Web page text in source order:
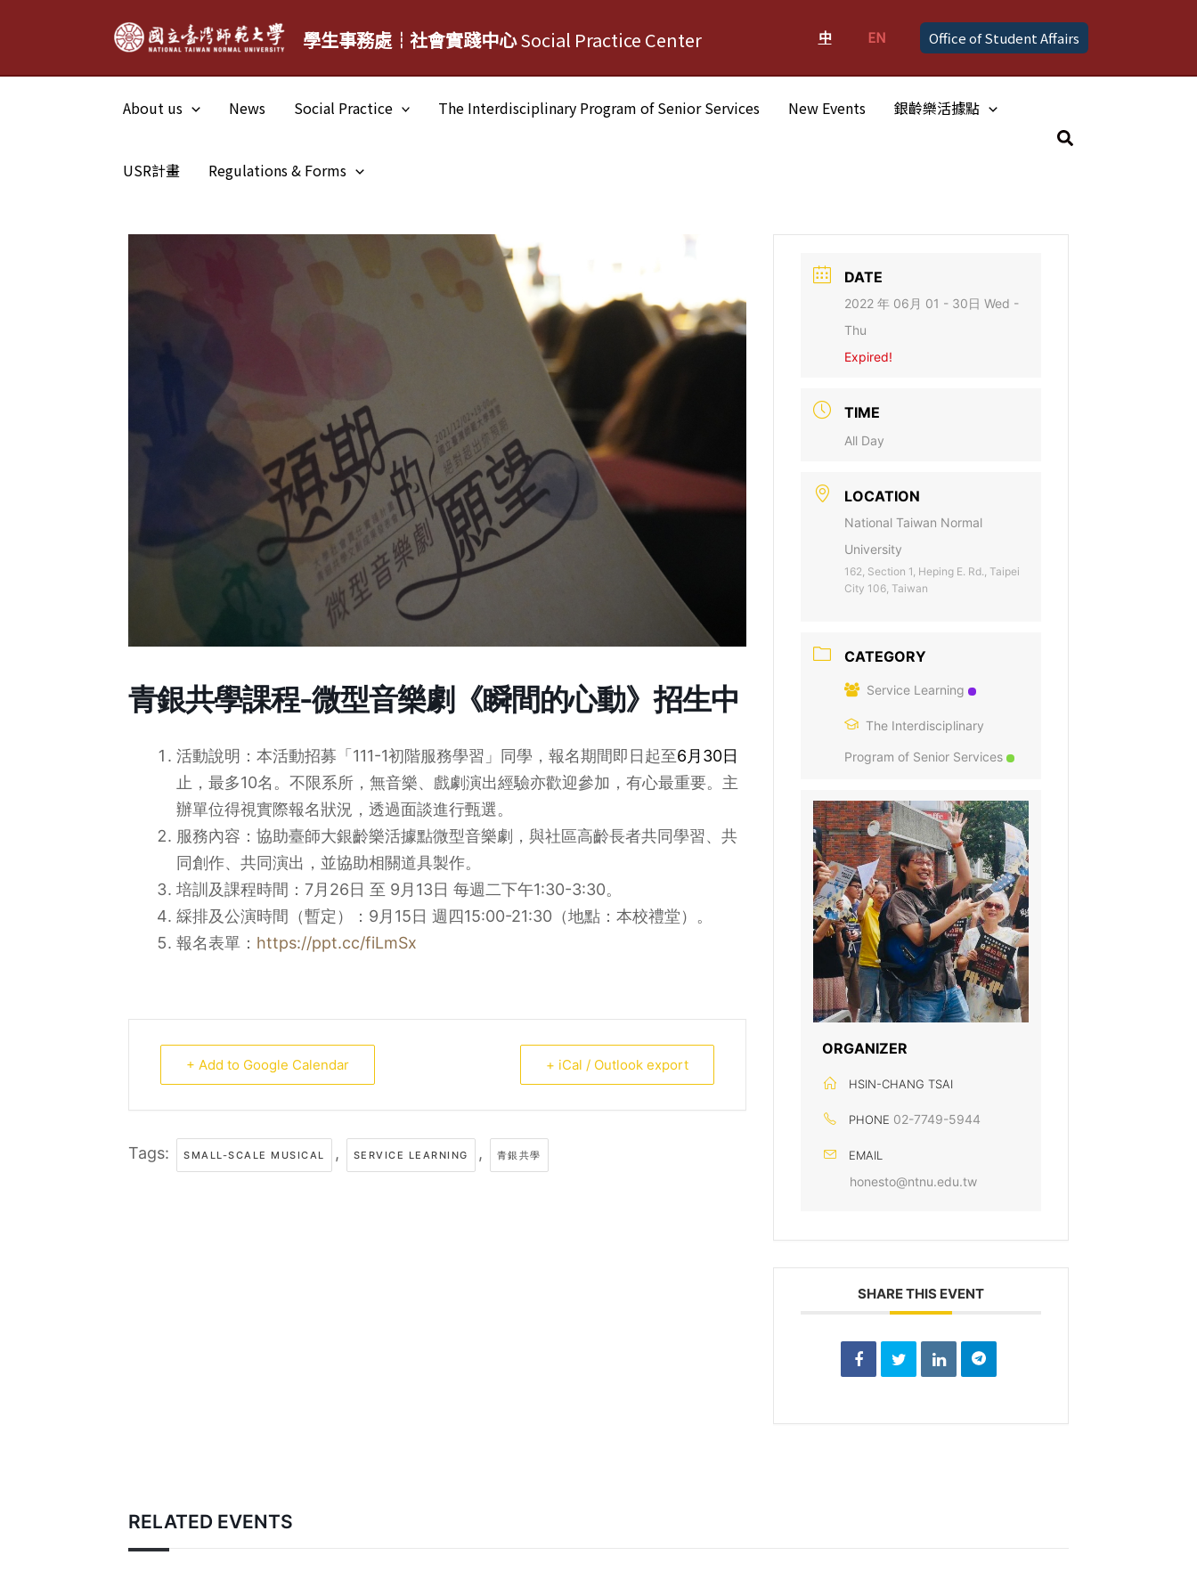
學生事務處┆社會實踐中心Social Practice Center 中 EN Office of Student Affairs
About us News Social Practice The Interdisciplinary Program of Senior Services New Events 銀齡樂活據點
USR計畫 Regulations & Forms
Search
青銀共學課程-微型音樂劇《瞬間的心動》招生中
活動說明：本活動招募「111-1初階服務學習」同學，報名期間即日起至6月30日
止，最多10名。不限系所，無音樂、戲劇演出經驗亦歡迎參加，有心最重要。主
辦單位得視實際報名狀況，透過面談進行甄選。
服務內容：協助臺師大銀齡樂活據點微型音樂劇，與社區高齡長者共同學習、共
同創作、共同演出，並協助相關道具製作。
培訓及課程時間：7月26日 至 9月13日 每週二下午1:30-3:30。
綵排及公演時間（暫定）：9月15日 週四15:00-21:30（地點：本校禮堂）。
報名表單： https://ppt.cc/fiLmSx
+ Add to Google Calendar + iCal / Outlook export
Tags: SMALL-SCALE MUSICAL , SERVICE LEARNING , 青銀共學
DATE
2022 年 06月 01 - 30日 Wed -
Thu
Expired!
TIME
All Day
LOCATION
National Taiwan Normal
University
162, Section 1, Heping E. Rd., Taipei
City 106, Taiwan
CATEGORY
Service Learning
The Interdisciplinary
Program of Senior Services
ORGANIZER
HSIN-CHANG TSAI
PHONE 02-7749-5944
EMAIL
honesto@ntnu.edu.tw
SHARE THIS EVENT
RELATED EVENTS